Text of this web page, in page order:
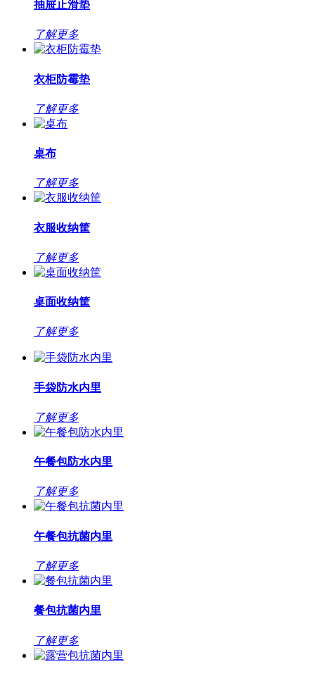
抽屉止滑垫
了解更多
衣柜防霉垫
了解更多
桌布
了解更多
衣服收纳筐
了解更多
桌面收纳筐
了解更多
手袋防水内里
了解更多
午餐包防水内里
了解更多
午餐包抗菌内里
了解更多
餐包抗菌内里
了解更多